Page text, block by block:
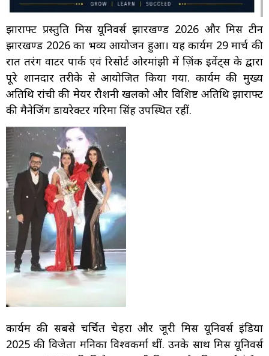
झारक्राफ्ट प्रस्तुति मिस यूनिवर्स झारखण्ड 2026 और मिस टीन
झारखण्ड 2026 का भव्य आयोजन हुआ। यह कार्यक्रम 29 मार्च की
रात तरंग वाटर पार्क एवं रिसोर्ट ओरमांझी में ज़िंक इवेंट्स के द्वारा
पूरे शानदार तरीके से आयोजित किया गया. कार्यक्रम की मुख्य
अतिथि रांची की मेयर रौशनी खलको और विशिष्ट अतिथि झारक्राफ्ट
की मैनेजिंग डायरेक्टर गरिमा सिंह उपस्थित रहीं.
कार्यक्रम की सबसे चर्चित चेहरा और जूरी मिस यूनिवर्स इंडिया
2025 की विजेता मनिका विश्वकर्मा थीं. उनके साथ मिस यूनिवर्स